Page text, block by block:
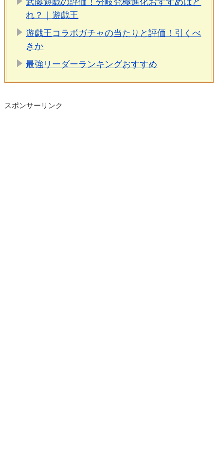
武藤遊戯の評価！分岐究極進化おすすめはど
れ？｜遊戯王
遊戯王コラボガチャの当たりと評価！引くべ
きか
最強リーダーランキングおすすめ
スポンサーリンク